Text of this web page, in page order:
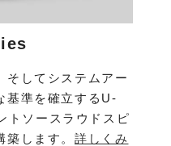
そしてシステムアー
基準を確立するU-
トソースラウドスピ
築します。詳しくみ